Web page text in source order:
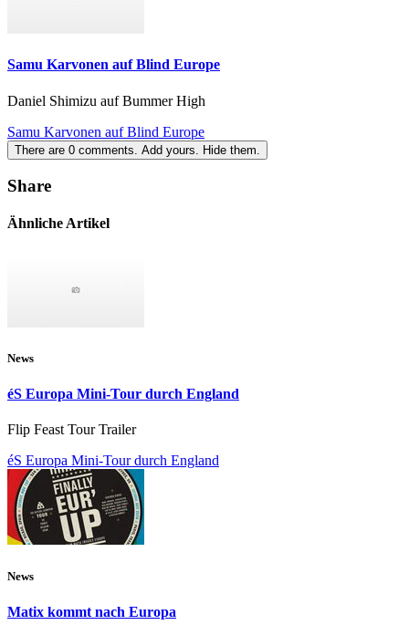
Samu Karvonen auf Blind Europe
Daniel Shimizu auf Bummer High
Samu Karvonen auf Blind Europe
There are 0 comments. Add yours. Hide them.
Share
Ähnliche Artikel
News
éS Europa Mini-Tour durch England
Flip Feast Tour Trailer
éS Europa Mini-Tour durch England
News
Matix kommt nach Europa